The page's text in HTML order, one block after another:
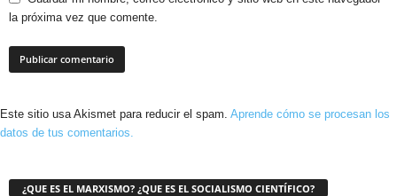
la próxima vez que comente.
Este sitio usa Akismet para reducir el spam. Aprende cómo se procesan los
datos de tus comentarios.
¿QUE ES EL MARXISMO? ¿QUE ES EL SOCIALISMO CIENTÍFICO?